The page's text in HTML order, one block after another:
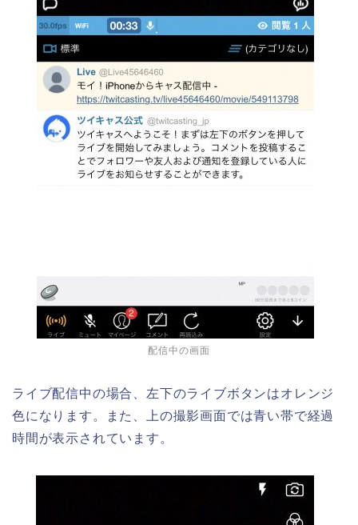
配信中の画面
ライブ配信中の場合、左下のライブボタンはオレンジ
色になります。また、上の撮影画面では青い帯で経過
時間が表示されています。